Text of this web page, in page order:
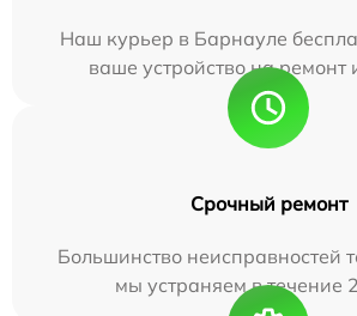
Наш курьер в Барнауле
ваше устройство на ремонт
Срочный ремонт
Большинство неисправностей
мы устраняем в течение